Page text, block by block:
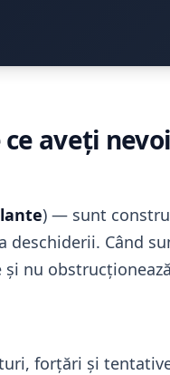
aveți
) — sunt
deschiderii. Când
nu
forțări și tentative